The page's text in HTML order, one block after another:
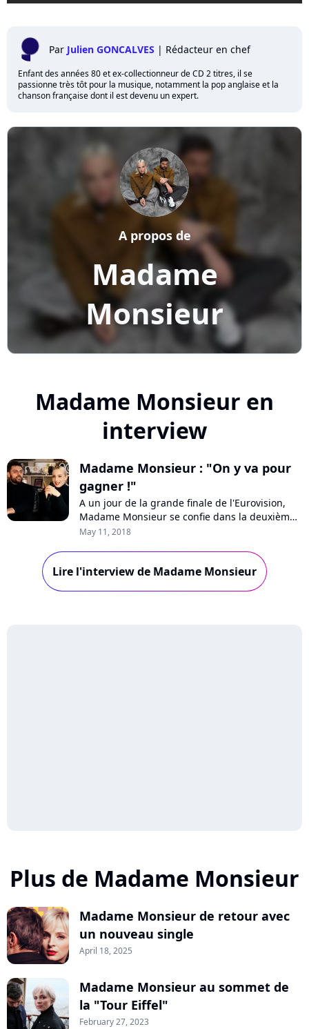
Par Julien GONCALVES | Rédacteur en chef
Enfant des années 80 et ex-collectionneur de CD 2 titres, il se
passionne très tôt pour la musique, notamment la pop anglaise et la
chanson française dont il est devenu un expert.
Madame
Monsieur
A propos de
Madame Monsieur en
interview
Madame Monsieur : "On y va pour
gagner !"
A un jour de la grande finale de l'Eurovision,
Madame Monsieur se confie dans la deuxième
partie de notre interview : les bookmakers, leur
le plus, la petite Mercy, l'association qu'ils vont
créer...
May 11, 2018
Lire l'interview de Madame Monsieur
Plus de Madame Monsieur
Madame Monsieur de retour avec
un nouveau single
April 18, 2025
Madame Monsieur au sommet de
la "Tour Eiffel"
February 27, 2023